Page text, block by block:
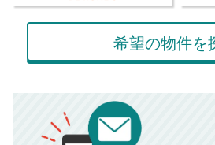
返済シミュレーショ
計算する
00万円
希望の物件を